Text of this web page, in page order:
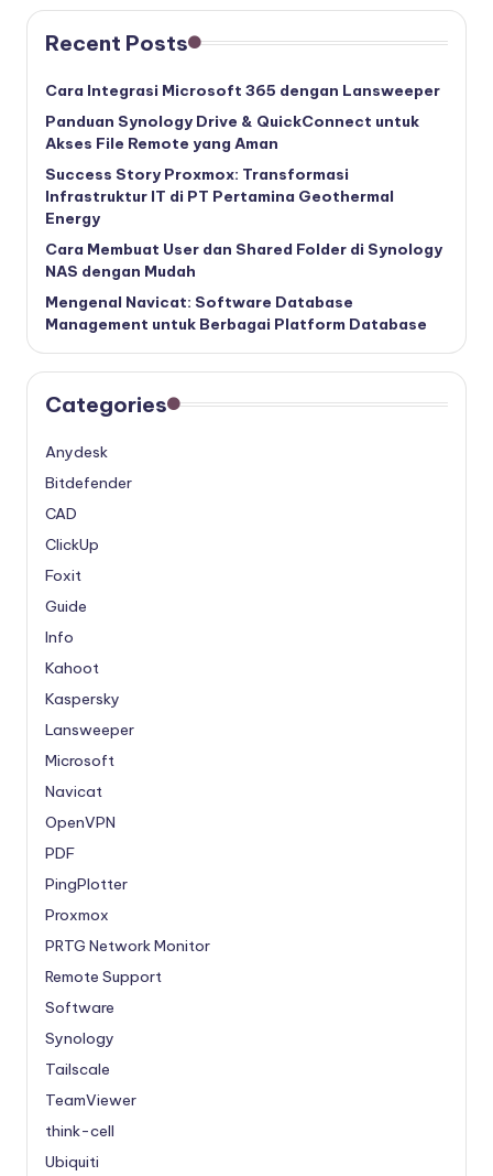
Recent Posts
Cara Integrasi Microsoft 365 dengan Lansweeper
Panduan Synology Drive & QuickConnect untuk
Akses File Remote yang Aman
Success Story Proxmox: Transformasi
Infrastruktur IT di PT Pertamina Geothermal
Energy
Cara Membuat User dan Shared Folder di Synology
NAS dengan Mudah
Mengenal Navicat: Software Database
Management untuk Berbagai Platform Database
Categories
Anydesk
Bitdefender
CAD
ClickUp
Foxit
Guide
Info
Kahoot
Kaspersky
Lansweeper
Microsoft
Navicat
OpenVPN
PDF
PingPlotter
Proxmox
PRTG Network Monitor
Remote Support
Software
Synology
Tailscale
TeamViewer
think-cell
Ubiquiti